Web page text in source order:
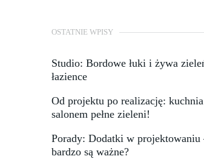
OSTATNIE WPISY
Studio: Bordowe łuki i żywa
łazience
Od projektu po realizację:
salonem pełne zieleni!
Porady: Dodatki w projektowaniu
bardzo są ważne?